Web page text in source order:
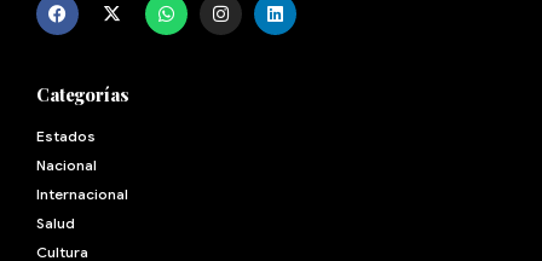
Categorías
Estados
Nacional
Internacional
Salud
Cultura